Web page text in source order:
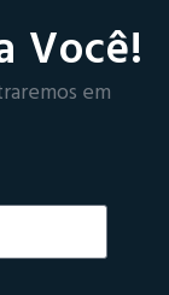
Você!
em